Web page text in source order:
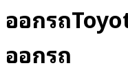
ออกรถ
ออกรถ